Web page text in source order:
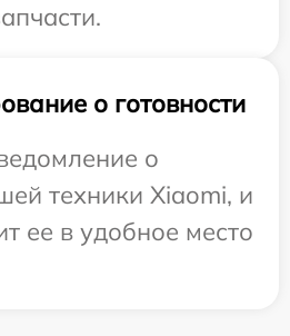
о готовности
о
техники Xiaomi, и
ее в удобное место